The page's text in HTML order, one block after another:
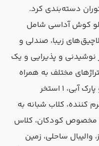
دسته‌بندی کرد.
کوش آداسی شامل
زیبا، صندلی‌ و
و پذیرایی و یک
روباز با متراژهای مختلف به همراه
امکانات رفاهی، سرسره‌های مهیج و پارک آبی، ۱ استخر
کلاب شبانه به
مخصوص کودکان، کلاس
ساحلی، زمین